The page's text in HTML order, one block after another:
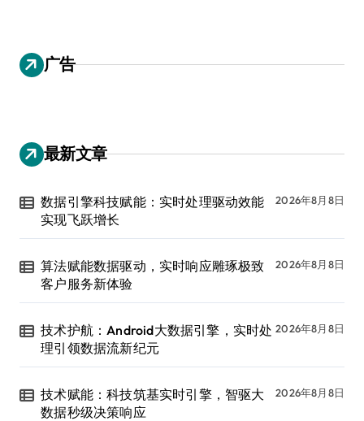
广告
最新文章
数据引擎科技赋能：实时处理驱动效能
实现飞跃增长
2026年8月8日
算法赋能数据驱动，实时响应雕琢极致
客户服务新体验
2026年8月8日
技术护航：Android大数据引擎，实时处
理引领数据流新纪元
2026年8月8日
技术赋能：科技筑基实时引擎，智驱大
数据秒级决策响应
2026年8月8日